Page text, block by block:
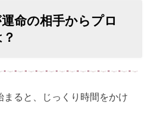
命の相手からプロ
まると、じっくり時間をかけ